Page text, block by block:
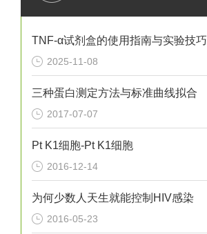
TNF-α试剂盒的使用指南与实验技巧
2025-11-08
三种蛋白测定方法与标准曲线拟合
2017-07-07
Pt K1细胞-Pt K1细胞
2016-12-14
为何少数人天生就能控制HIV感染
2016-05-23